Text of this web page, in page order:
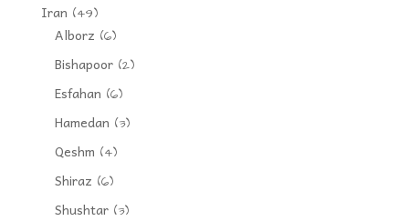
Iran (49)
Alborz (6)
Bishapoor(2)
Esfahan (6)
Hamedan (3)
Qeshm (4)
Shiraz (6)
Shushtar(3)